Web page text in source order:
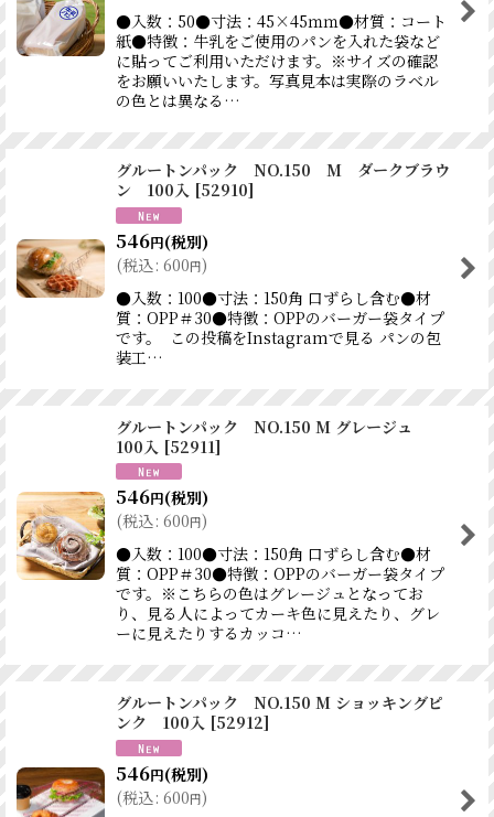
●入数：50●寸法：45×45ｍｍ●材質：コート
紙●特徴：牛乳をご使用のパンを入れた袋など
に貼ってご利用いただけます。※サイズの確認
をお願いいたします。写真見本は実際のラベル
の色とは異なる…
グルートンパック NO.150 M ダークブラウ
ン 100入 [52910]
546円(税別)
(税込: 600円)
●入数：100●寸法：150角 口ずらし含む●材
質：OPP＃30●特徴：OPPのバーガー袋タイプ
です。 この投稿をInstagramで見る パンの包
装工…
グルートンパック NO.150 M グレージュ
100入 [52911]
546円(税別)
(税込: 600円)
●入数：100●寸法：150角 口ずらし含む●材
質：OPP＃30●特徴：OPPのバーガー袋タイプ
です。※こちらの色はグレージュとなってお
り、見る人によってカーキ色に見えたり、グレ
ーに見えたりするカッコ…
グルートンパック NO.150 M ショッキングピ
ンク 100入 [52912]
546円(税別)
(税込: 600円)